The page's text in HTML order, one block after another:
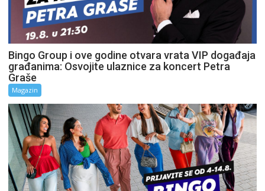
Bingo Group i ove godine otvara vrata VIP događaja
građanima: Osvojite ulaznice za koncert Petra
Graše
Magazin